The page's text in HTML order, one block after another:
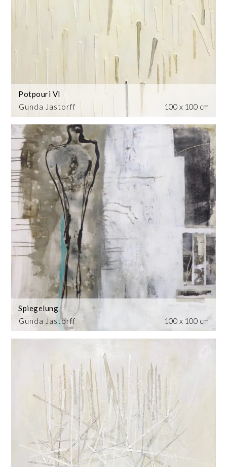
Gunda Jastorff
Potpouri VI
100 x 100 cm
Gunda Jastorff
Spiegelung
100 x 100 cm